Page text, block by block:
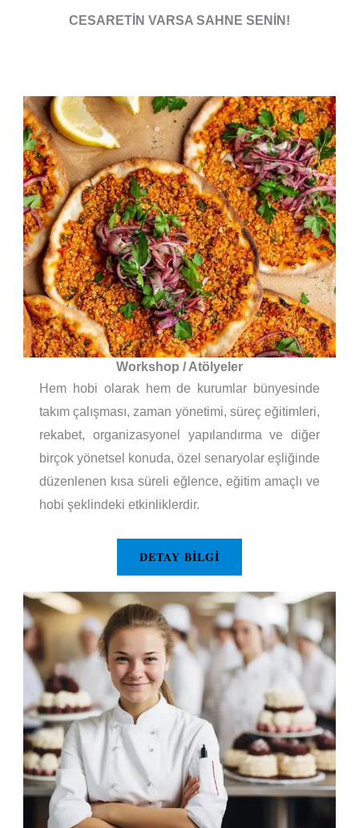
CESARETİN VARSA SAHNE SENİN!
Workshop / Atölyeler
Hem hobi olarak hem de kurumlar bünyesinde
takım çalışması, zaman yönetimi, süreç eğitimleri,
rekabet, organizasyonel yapılandırma ve diğer
birçok yönetsel konuda, özel senaryolar eşliğinde
düzenlenen kısa süreli eğlence, eğitim amaçlı ve
hobi şeklindeki etkinliklerdir.
DETAY BILGI